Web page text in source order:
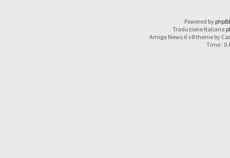
Powered by
Traduzione Italiana
Amiga News.it v8 theme by
Time :